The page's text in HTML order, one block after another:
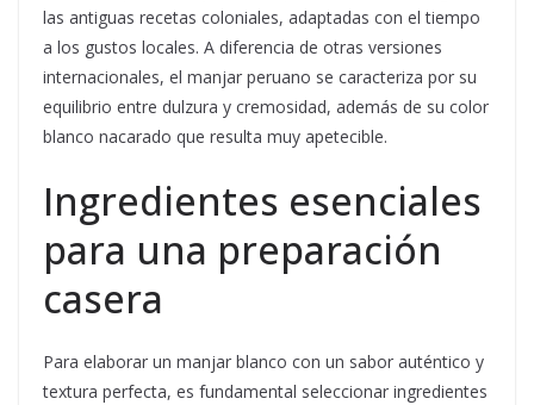
las antiguas recetas coloniales, adaptadas con el tiempo
a los gustos locales. A diferencia de otras versiones
internacionales, el manjar peruano se caracteriza por su
equilibrio entre dulzura y cremosidad, además de su color
blanco nacarado que resulta muy apetecible.
Ingredientes esenciales
para una preparación
casera
Para elaborar un manjar blanco con un sabor auténtico y
textura perfecta, es fundamental seleccionar ingredientes